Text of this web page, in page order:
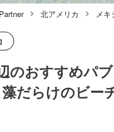
北アメリカ メキ
のおすすめパ
藻だらけのビー